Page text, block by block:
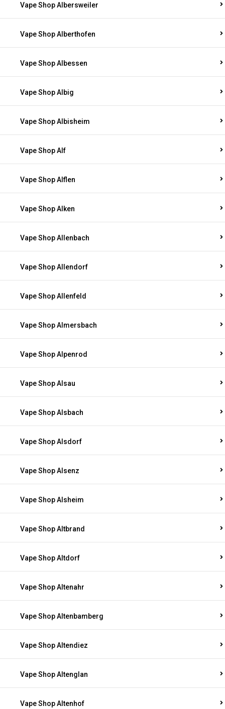
Vape Shop Albersweiler
Vape Shop Alberthofen
Vape Shop Albessen
Vape Shop Albig
Vape Shop Albisheim
Vape Shop Alf
Vape Shop Alflen
Vape Shop Alken
Vape Shop Allenbach
Vape Shop Allendorf
Vape Shop Allenfeld
Vape Shop Almersbach
Vape Shop Alpenrod
Vape Shop Alsau
Vape Shop Alsbach
Vape Shop Alsdorf
Vape Shop Alsenz
Vape Shop Alsheim
Vape Shop Altbrand
Vape Shop Altdorf
Vape Shop Altenahr
Vape Shop Altenbamberg
Vape Shop Altendiez
Vape Shop Altenglan
Vape Shop Altenhof